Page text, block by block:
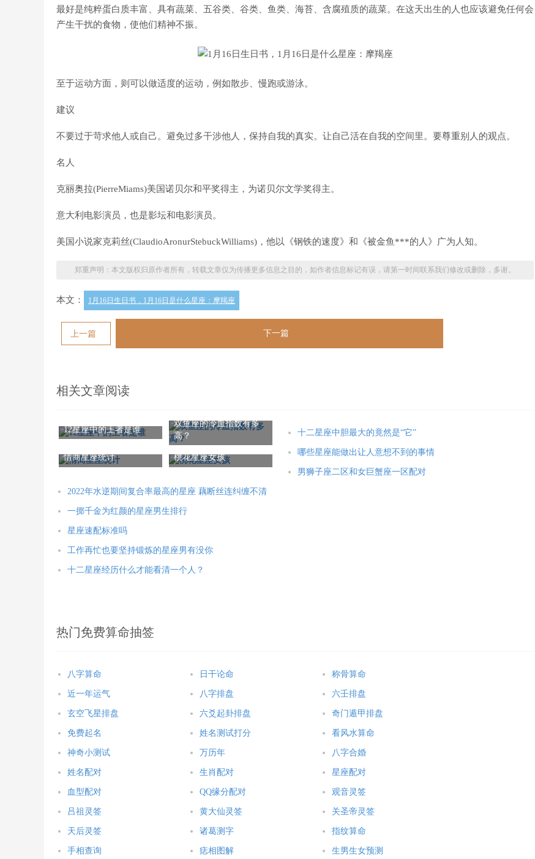
最好是纯粹蛋白质丰富、具有蔬菜、五谷类、谷类、鱼类、海苔、含腐殖质的蔬菜。在这天出生的人也应该避免任何会
产生干扰的食物，使他们精神不振。
至于运动方面，则可以做适度的运动，例如散步、慢跑或游泳。
建议
不要过于苛求他人或自己。避免过多干涉他人，保持自我的真实。让自己活在自我的空间里。要尊重别人的观点。
名人
克丽奥拉(PierreMiams)美国诺贝尔和平奖得主，为诺贝尔文学奖得主。
意大利电影演员，也是影坛和电影演员。
美国小说家克莉丝(ClaudioAronurStebuckWilliams)，他以《钢铁的速度》和《被金鱼***的人》广为人知。
郑重声明：本文版权归原作者所有，转载文章仅为传播更多信息之目的，如作者信息标记有误，请第一时间联系我们修改或删除，多谢。
本文： 1月16日生日书，1月16日是什么星座：摩羯座
上一篇 下一篇
相关文章阅读
12星座中的王者是谁
双鱼座的冷血指数有多
高？
情商星座统计 桃花星座女孩
十二星座中胆最大的竟然是“它”
哪些星座能做出让人意想不到的事情
男狮子座二区和女巨蟹座一区配对
2022年水逆期间复合率最高的星座 藕断丝连纠缠不清
一掷千金为红颜的星座男生排行
星座速配标准吗
工作再忙也要坚持锻炼的星座男有没你
十二星座经历什么才能看清一个人？
热门免费算命抽签
八字算命 日干论命 称骨算命
近一年运气 八字排盘 六壬排盘
玄空飞星排盘 六爻起卦排盘 奇门遁甲排盘
免费起名 姓名测试打分 看风水算命
神奇小测试 万历年 八字合婚
姓名配对 生肖配对 星座配对
血型配对 QQ缘分配对 观音灵签
吕祖灵签 黄大仙灵签 关圣帝灵签
天后灵签 诸葛测字 指纹算命
手相查询 痣相图解 生男生女预测